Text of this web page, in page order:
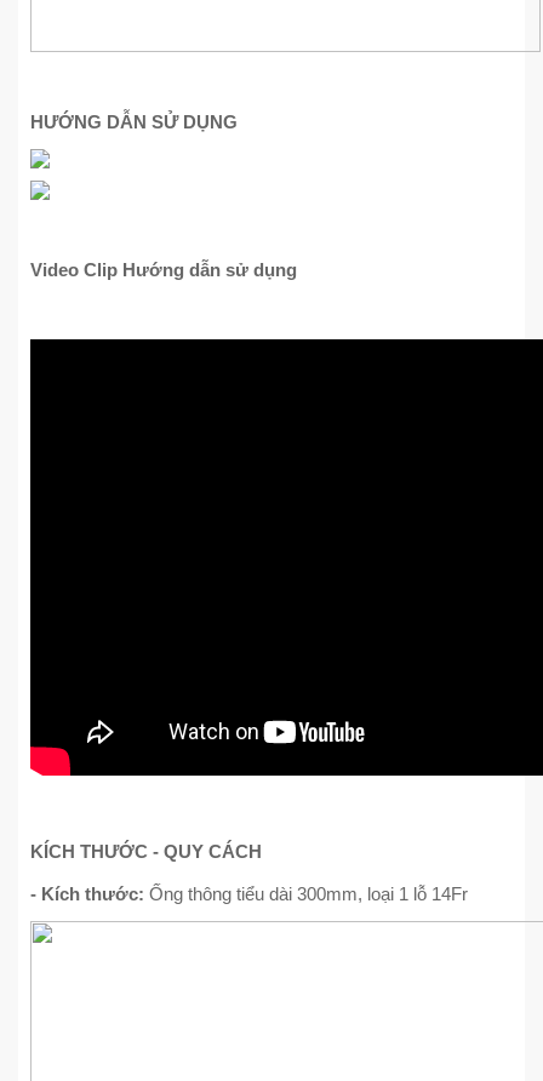
HƯỚNG DẪN SỬ DỤNG
Video Clip Hướng dẫn sử dụng
KÍCH THƯỚC - QUY CÁCH
- Kích thước: Ống thông tiểu dài 300mm, loại 1 lỗ 14Fr